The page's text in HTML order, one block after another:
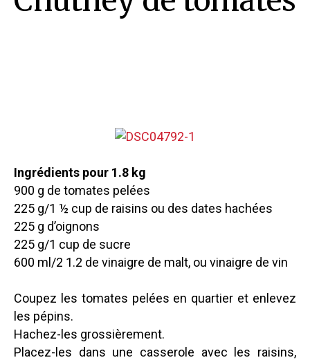
Ingrédients pour 1.8 kg
900 g de tomates pelées
225 g/1 ½ cup de raisins ou des dates hachées
225 g d’oignons
225 g/1 cup de sucre
600 ml/2 1.2 de vinaigre de malt, ou vinaigre de vin
Coupez les tomates pelées en quartier et enlevez
les pépins.
Hachez-les grossièrement.
Placez-les dans une casserole avec les raisins,